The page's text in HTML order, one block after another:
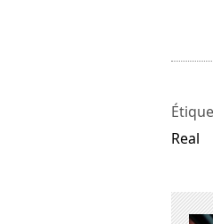
Real